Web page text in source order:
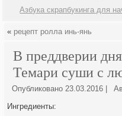
Азбука скрапбукинга для
« рецепт ролла инь-янь
В преддверии
Темари суши с
Опубликовано 23.03.2016
Ингредиенты: